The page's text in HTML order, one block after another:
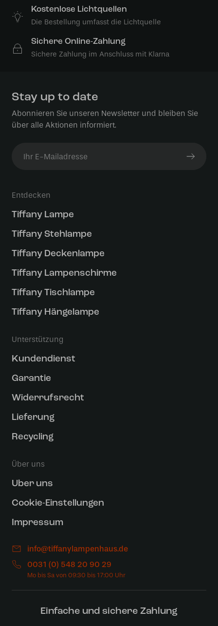
Kostenlose Lichtquellen
Die Bestellung umfasst die Lichtquelle
Sichere Online-Zahlung
Sichere Zahlung im Anschluss mit Klarna
Stay up to date
Abonnieren Sie unseren Newsletter und bleiben Sie
über alle Aktionen informiert.
Entdecken
Tiffany Lampe
Tiffany Stehlampe
Tiffany Deckenlampe
Tiffany Lampenschirme
Tiffany Tischlampe
Tiffany Hängelampe
Unterstützung
Kundendienst
Garantie
Widerrufsrecht
Lieferung
Recycling
Über uns
Uber uns
Cookie-Einstellungen
Impressum
info@tiffanylampenhaus.de
0031 (0) 548 20 90 29
Einfache und sichere Zahlung